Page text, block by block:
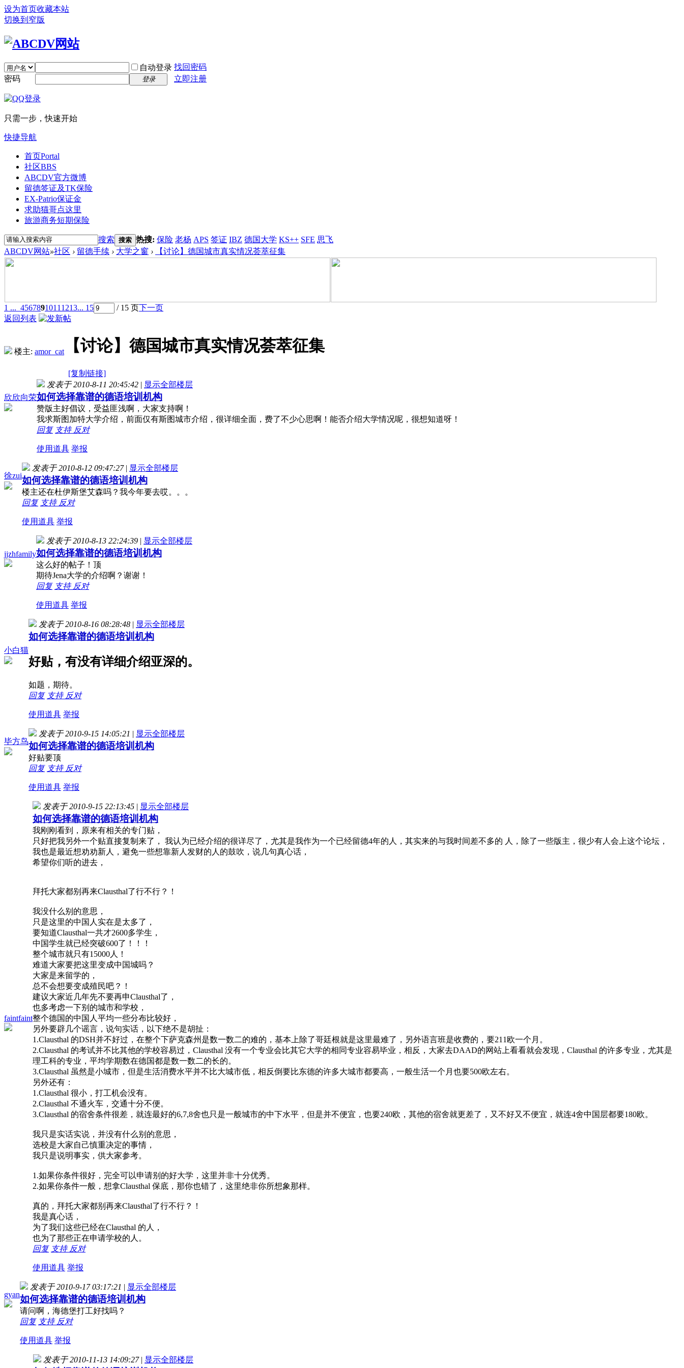
设为首页收藏本站
切换到窄版
自动登录 找回密码
密码
登录 立即注册
只需一步，快速开始
快捷导航
首页Portal
社区BBS
ABCDV官方微博
留德签证及TK保险
EX-Patrio保证金
求助猫哥点这里
旅游商务短期保险
搜索 搜索 热搜: 保险 老杨 APS 签证 IBZ 德国大学 KS++ SFE 思飞
ABCDV网站»社区 › 留德手续 › 大学之窗 › 【讨论】德国城市真实情况荟萃征集
1 ... 4567891011 1213... 15 / 15 页下一页
返回列表
楼主: amor_cat 【讨论】德国城市真实情况荟萃征集
[复制链接]
欣欣向荣
发表于 2010-8-11 20:45:42 | 显示全部楼层
如何选择靠谱的德语培训机构
赞版主好倡议，受益匪浅啊，大家支持啊！
我求斯图加特大学介绍，前面仅有斯图城市介绍，很详细全面，费了不少心思啊！能否介绍大学情况呢，很想知道呀！
回复 支持 反对
使用道具 举报
徐zui
发表于 2010-8-12 09:47:27 | 显示全部楼层
如何选择靠谱的德语培训机构
楼主还在杜伊斯堡艾森吗？我今年要去哎。。。
回复 支持 反对
使用道具 举报
jjzhfamily
发表于 2010-8-13 22:24:39 | 显示全部楼层
如何选择靠谱的德语培训机构
这么好的帖子！顶
期待Jena大学的介绍啊？谢谢！
回复 支持 反对
使用道具 举报
小白猫
发表于 2010-8-16 08:28:48 | 显示全部楼层
如何选择靠谱的德语培训机构
好贴，有没有详细介绍亚深的。
如题，期待。
回复 支持 反对
使用道具 举报
毕方鸟
发表于 2010-9-15 14:05:21 | 显示全部楼层
如何选择靠谱的德语培训机构
好贴要顶
回复 支持 反对
使用道具 举报
faintfaint
发表于 2010-9-15 22:13:45 | 显示全部楼层
如何选择靠谱的德语培训机构
我刚刚看到，原来有相关的专门贴，
只好把我另外一个贴直接复制来了， 我认为已经介绍的很详尽了，尤其是我作为一个已经留德4年的人，其实来的与我时间差不多的 人，除了一些版主，很少有人会上这个论坛，
我也是最近想劝劝新人，避免一些想靠新人发财的人的鼓吹，说几句真心话，
希望你们听的进去，
拜托大家都别再来Clausthal了行不行？！
我没什么别的意思，
只是这里的中国人实在是太多了，
要知道Clausthal一共才2600多学生，
中国学生就已经突破600了！！！
整个城市就只有15000人！
难道大家要把这里变成中国城吗？
大家是来留学的，
总不会想要变成殖民吧？！
建议大家近几年先不要再申Clausthal了，
也多考虑一下别的城市和学校，
整个德国的中国人平均一些分布比较好，
另外要辟几个谣言，说句实话，以下绝不是胡扯：
1.Clausthal 的DSH并不好过，在整个下萨克森州是数一数二的难的，基本上除了哥廷根就是这里最难了，另外语言班是收费的，要211欧一个月。
2.Clausthal 的考试并不比其他的学校容易过，Clausthal 没有一个专业会比其它大学的相同专业容易毕业，相反，大家去DAAD的网站上看看就会发现，Clausthal 的许多专业，尤其是
理工科的专业，平均学期数在德国都是数一数二的长的。
3.Clausthal 虽然是小城市，但是生活消费水平并不比大城市低，相反倒要比东德的许多大城市都要高，一般生活一个月也要500欧左右。
另外还有：
1.Clausthal 很小，打工机会没有。
2.Clausthal 不通火车，交通十分不便。
3.Clausthal 的宿舍条件很差，就连最好的6,7,8舍也只是一般城市的中下水平，但是并不便宜，也要240欧，其他的宿舍就更差了，又不好又不便宜，就连4舍中国层都要180欧。
我只是实话实说，并没有什么别的意思，
选校是大家自己慎重决定的事情，
我只是说明事实，供大家参考。
1.如果你条件很好，完全可以申请别的好大学，这里并非十分优秀。
2.如果你条件一般，想拿Clausthal 保底，那你也错了，这里绝非你所想象那样。
真的，拜托大家都别再来Clausthal了行不行？！
我是真心话，
为了我们这些已经在Clausthal 的人，
也为了那些正在申请学校的人。
回复 支持 反对
使用道具 举报
gyan
发表于 2010-9-17 03:17:21 | 显示全部楼层
如何选择靠谱的德语培训机构
请问啊，海德堡打工好找吗？
回复 支持 反对
使用道具 举报
发表于 2010-11-13 14:09:27 | 显示全部楼层